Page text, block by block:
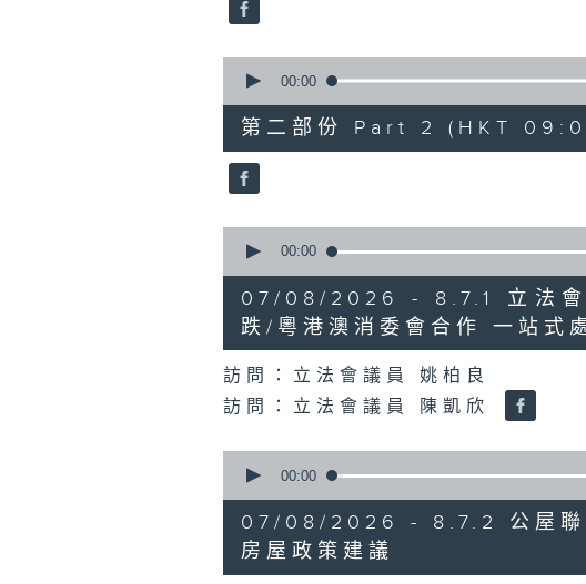
90%
seconds
47
minutes,
11
seconds
90%
00:00
第二部份 Part 2 (HKT
seconds
29
minutes,
37
seconds Volume
00:00
07/08/2026 - 8.7.1 立法會
跌/粵港澳消委會合作 一站式
訪問：立法會議員 姚柏良
訪問：立法會議員 陳凱欣
seconds
15
minutes,
34
secondsVolume
00:00
07/08/2026 - 8.7.2 公屋聯
房屋政策建議